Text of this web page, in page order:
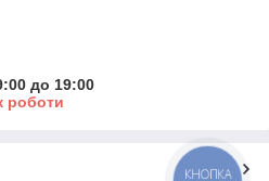
до 19:00
роботи
КНОПКА